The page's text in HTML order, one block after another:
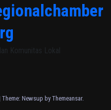
Komunitas Lokal
Theme: Newsup by Themeansar.